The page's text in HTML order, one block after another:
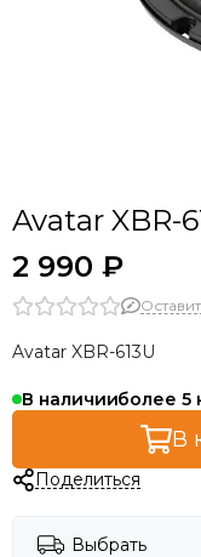
Avatar XBR-
2 990 ₽
Avatar XBR-613U
В наличииболее 5
В
Поделиться
Выбрать